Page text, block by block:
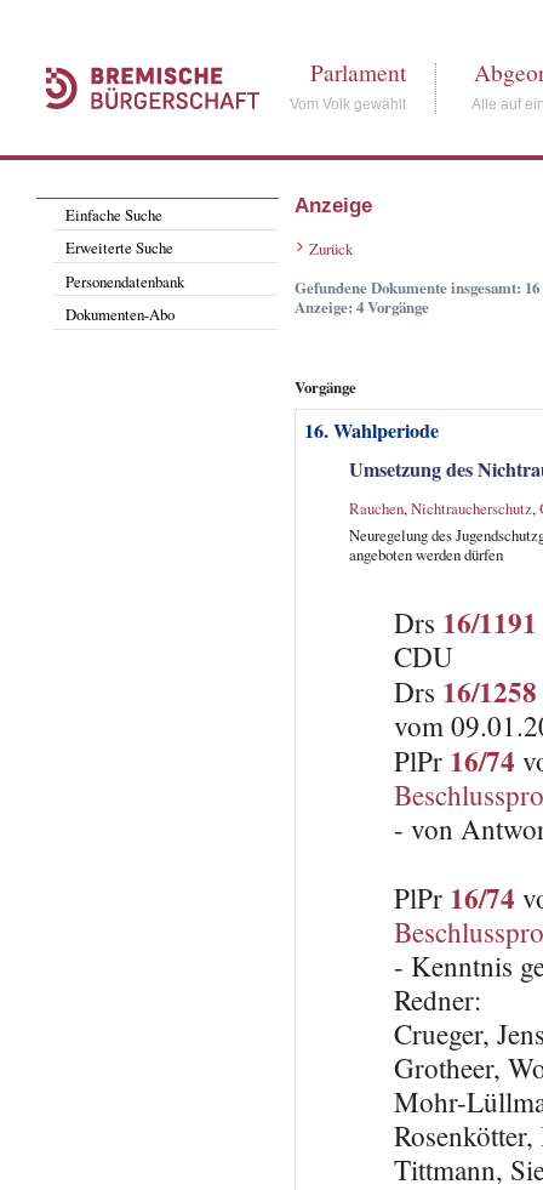
Parlament
Vom Volk gewählt Alle auf
Einfache Suche
Erweiterte Suche
Personendatenbank
Dokumenten-Abo
Anzeige
Zurück
Gefundene Dokumente insgesamt: 16
Anzeige: 4 Vorgänge
Vorgänge
16. Wahlperiode
Umsetzung des
Rauchen,Nichtraucherschutz,
Neuregelung des
angeboten werden dürfen
Drs 16/1191
CDU
Drs 16/1258
vom
PlPr 16/74
- von
PlPr 16/74
- Kenntnis
Redner:
Crueger,
Grotheer,
Mohr-
Tittmann,